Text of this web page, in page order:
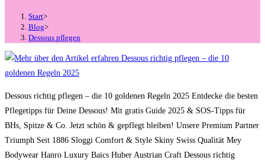
Start>
Blog>
Dessous pflegen
Dessous richtig pflegen – die 10 goldenen Regeln 2025 Entdecke die besten
Pflegetipps für Deine Dessous! Mit gratis Guide 2025 & SOS-Tipps für
BHs, Spitze & Co. Jetzt schön & gepflegt bleiben! Unsere Premium Partner
Triumph Seit 1886 Sloggi Comfort & Style Skiny Swiss Qualität Mey
Bodywear Hanro Luxury Baics Huber Austrian Craft Dessous richtig